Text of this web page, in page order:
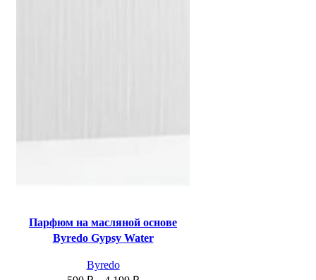
Парфюм на масляной основе
Byredо Gypsy Water
Byredo